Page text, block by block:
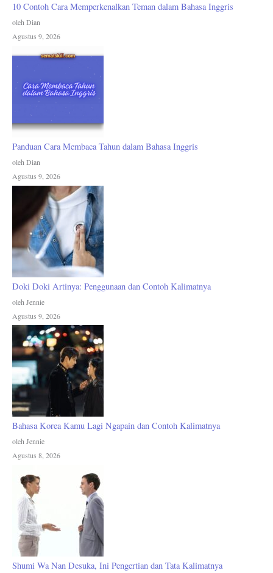
10 Contoh Cara Memperkenalkan Teman dalam Bahasa Inggris
oleh Dian
Agustus 9, 2026
Panduan Cara Membaca Tahun dalam Bahasa Inggris
oleh Dian
Agustus 9, 2026
Doki Doki Artinya: Penggunaan dan Contoh Kalimatnya
oleh Jennie
Agustus 9, 2026
Bahasa Korea Kamu Lagi Ngapain dan Contoh Kalimatnya
oleh Jennie
Agustus 8, 2026
Shumi Wa Nan Desuka, Ini Pengertian dan Tata Kalimatnya